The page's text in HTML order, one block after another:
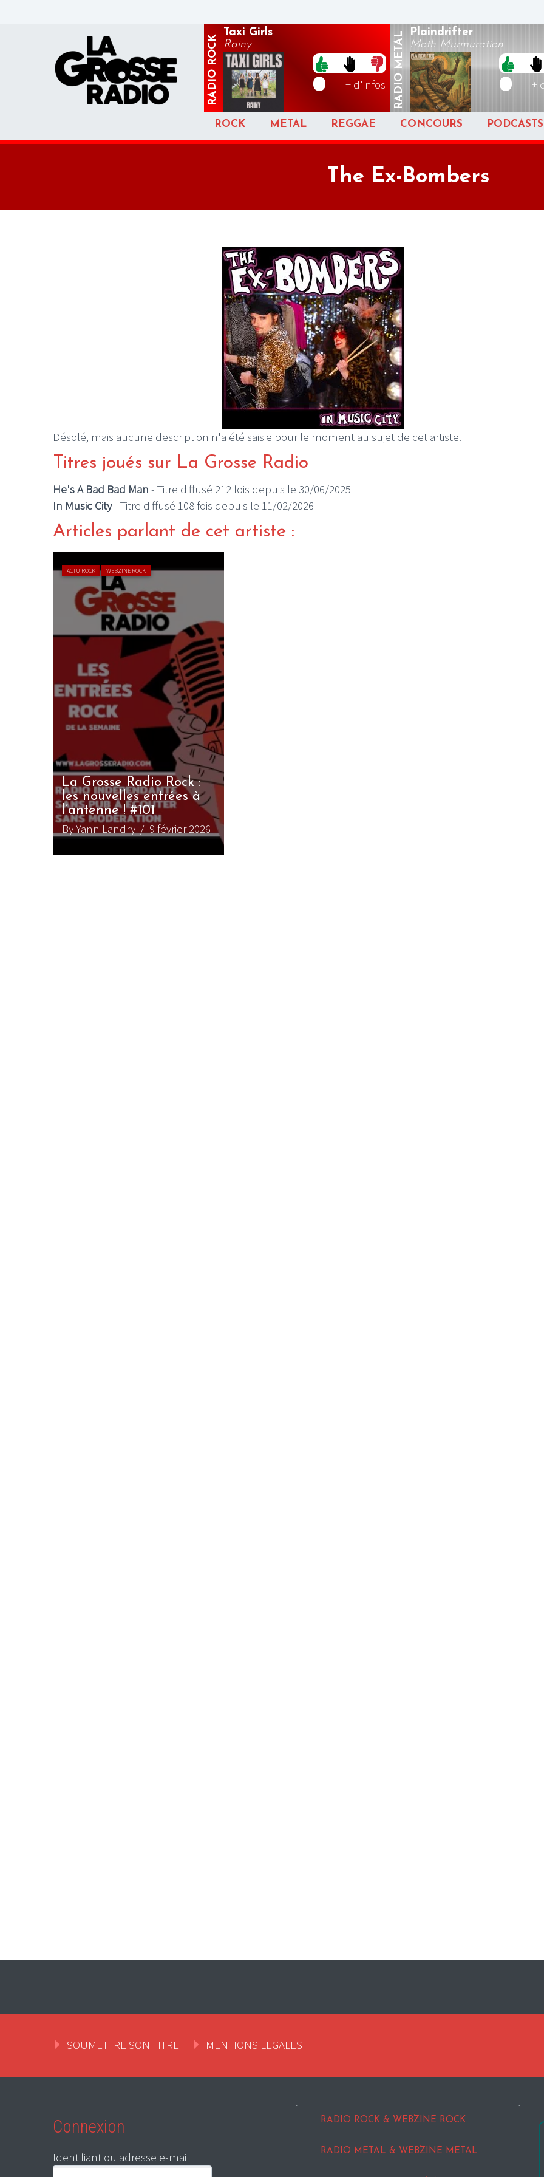
RADIO
ROCK
Taxi Girls
Rainy
+ d'infos RADIO
METAL Plaindrifter
Moth Murmuration
+
ROCK METAL REGGAE CONCOURS PODCASTS
The Ex-Bombers
Désolé, mais aucune description n'a été saisie pour le moment au sujet de cet artiste.
Titres joués sur La Grosse Radio
He's A Bad Bad Man - Titre diffusé 212 fois depuis le 30/06/2025
In Music City- Titre diffusé 108 fois depuis le 11/02/2026
Articles parlant de cet artiste :
ACTU ROCK WEBZINE ROCK
La Grosse Radio Rock :
les nouvelles entrées à
l’antenne ! #101
By Yann Landry / 9 février 2026
SOUMETTRE SON TITRE MENTIONS LEGALES
Connexion
Identifiant ou adresse e-mail
RADIO ROCK & WEBZINE ROCK
RADIO METAL & WEBZINE METAL